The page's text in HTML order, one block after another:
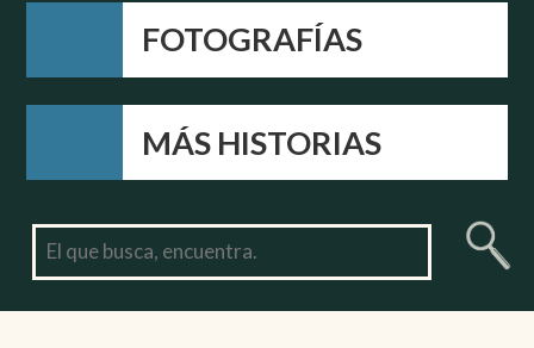
FOTOGRAFÍAS
MÁS HISTORIAS